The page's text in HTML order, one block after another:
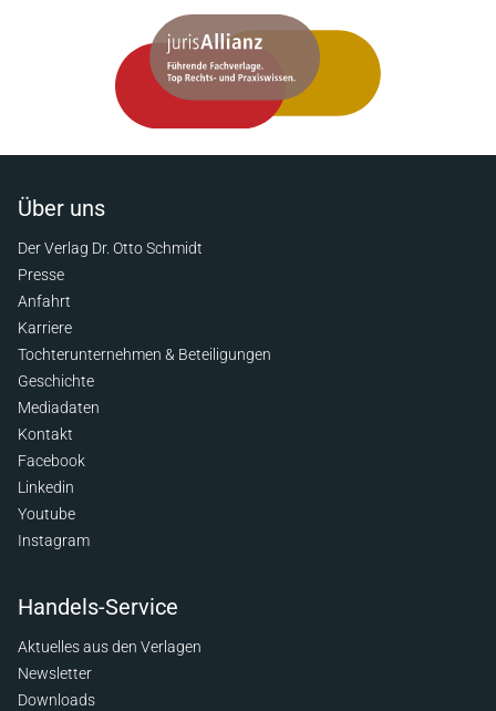
Über uns
Der Verlag Dr. Otto Schmidt
Presse
Anfahrt
Karriere
Tochterunternehmen & Beteiligungen
Geschichte
Mediadaten
Kontakt
Facebook
Linkedin
Youtube
Instagram
Handels-Service
Aktuelles aus den Verlagen
Newsletter
Downloads